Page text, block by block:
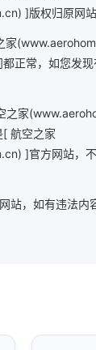
]版权归原网站
家
正常，如您发
之家
[ 航空之家
]官方网站，
站，如有违法内